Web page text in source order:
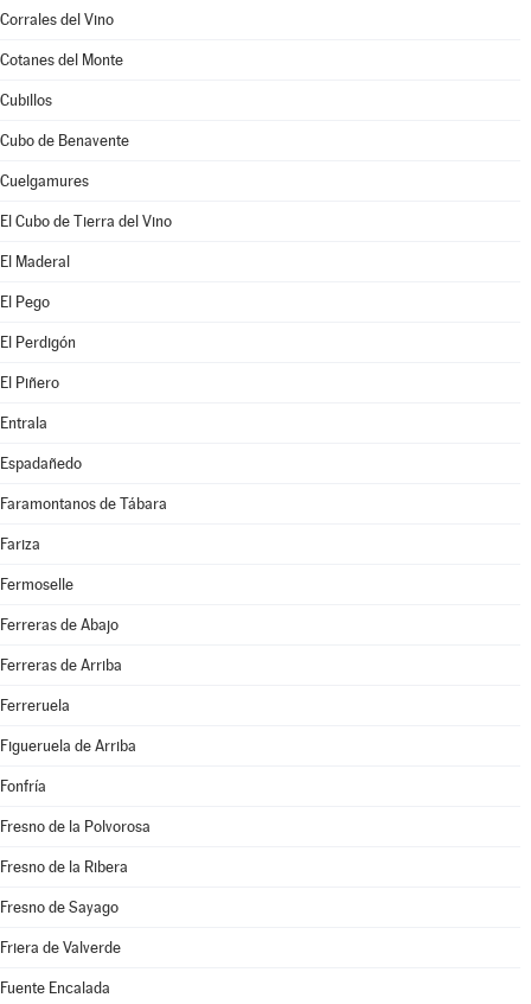
Corrales del Vino
Cotanes del Monte
Cubillos
Cubo de Benavente
Cuelgamures
El Cubo de Tierra del Vino
El Maderal
El Pego
El Perdigón
El Piñero
Entrala
Espadañedo
Faramontanos de Tábara
Fariza
Fermoselle
Ferreras de Abajo
Ferreras de Arriba
Ferreruela
Figueruela de Arriba
Fonfría
Fresno de la Polvorosa
Fresno de la Ribera
Fresno de Sayago
Friera de Valverde
Fuente Encalada